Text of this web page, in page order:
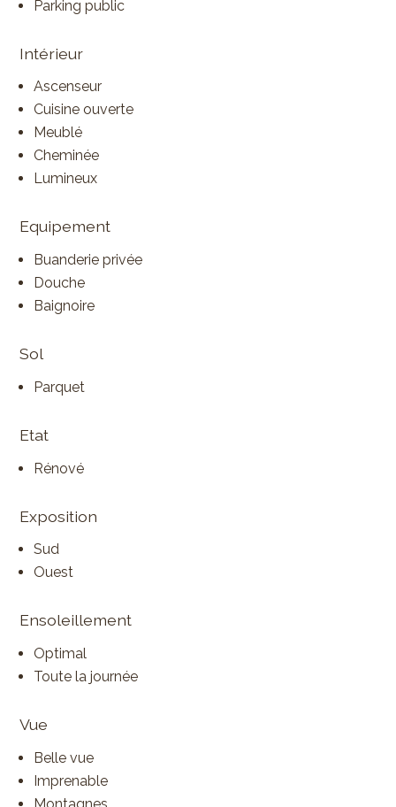
Parking public
Intérieur
Ascenseur
Cuisine ouverte
Meublé
Cheminée
Lumineux
Equipement
Buanderie privée
Douche
Baignoire
Sol
Parquet
Etat
Rénové
Exposition
Sud
Ouest
Ensoleillement
Optimal
Toute la journée
Vue
Belle vue
Imprenable